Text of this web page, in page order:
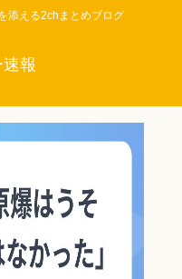
添える2chまとめブログ
報